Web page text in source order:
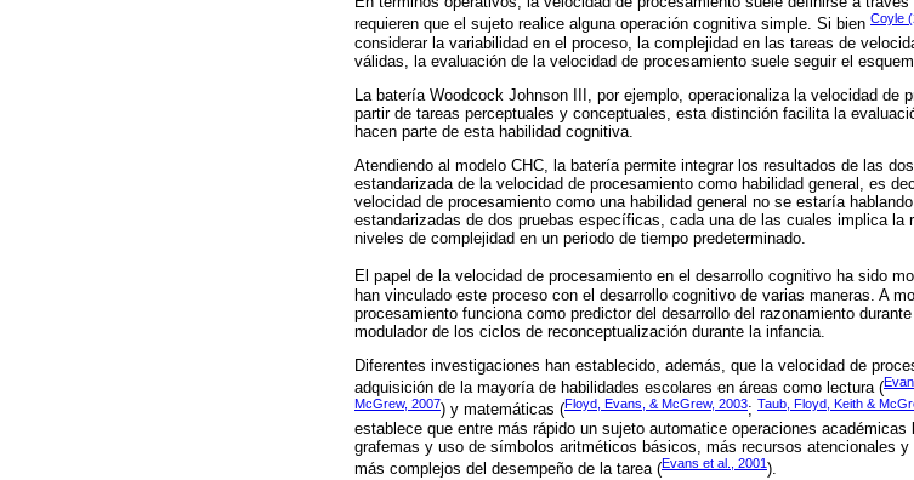
requieren que el sujeto realice alguna operación cognitiva simple. Si bien Coyle
considerar la variabilidad en el proceso, la complejidad en las tareas de
válidas, la evaluación de la velocidad de procesamiento suele seguir el
La batería Woodcock Johnson III, por ejemplo, operacionaliza la velocidad
partir de tareas perceptuales y conceptuales, esta distinción facilita la
hacen parte de esta habilidad cognitiva.
Atendiendo al modelo CHC, la batería permite integrar los resultados de las
estandarizada de la velocidad de procesamiento como habilidad general, es
velocidad de procesamiento como una habilidad general no se estaría
estandarizadas de dos pruebas específicas, cada una de las cuales implica la
niveles de complejidad en un periodo de tiempo predeterminado.
El papel de la velocidad de procesamiento en el desarrollo cognitivo ha sido
han vinculado este proceso con el desarrollo cognitivo de varias maneras. A
procesamiento funciona como predictor del desarrollo del razonamiento
modulador de los ciclos de reconceptualización durante la infancia.
Diferentes investigaciones han establecido, además, que la velocidad de
adquisición de la mayoría de habilidades escolares en áreas como lectura (
McGrew, 2007) y matemáticas (Floyd, Evans, & McGrew, 2003; Taub, Floyd, Keith &
establece que entre más rápido un sujeto automatice operaciones
grafemas y uso de símbolos aritméticos básicos, más recursos atencionales
más complejos del desempeño de la tarea (Evans et al., 2001).